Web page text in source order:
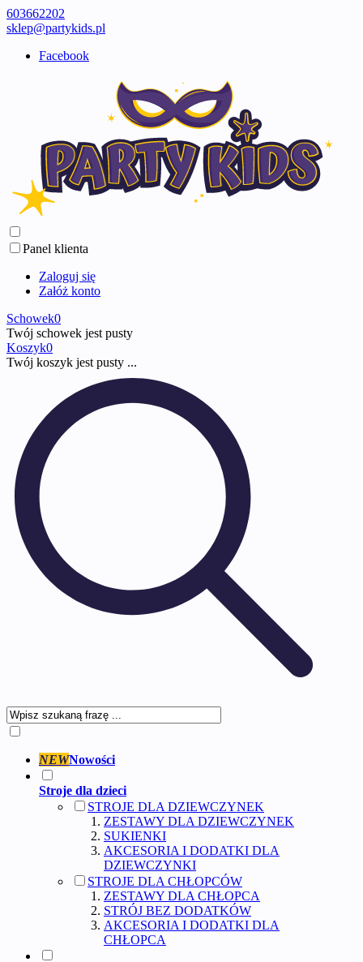
603662202
sklep@partykids.pl
Facebook
Panel klienta
Zaloguj się
Załóż konto
Schowek0
Twój schowek jest pusty
Koszyk0
Twój koszyk jest pusty ...
NEWNowości
Stroje dla dzieci
STROJE DLA DZIEWCZYNEK
ZESTAWY DLA DZIEWCZYNEK
SUKIENKI
AKCESORIA I DODATKI DLA
DZIEWCZYNKI
STROJE DLA CHŁOPCÓW
ZESTAWY DLA CHŁOPCA
STRÓJ BEZ DODATKÓW
AKCESORIA I DODATKI DLA
CHŁOPCA